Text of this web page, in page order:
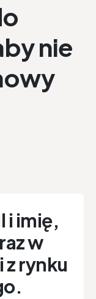
nie
i imię,
w
rynku